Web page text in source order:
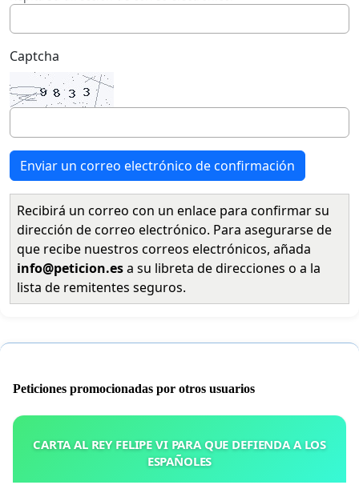
Captcha
Enviar un correo electrónico de confirmación
Recibirá un correo con un enlace para confirmar su
dirección de correo electrónico. Para asegurarse de
que recibe nuestros correos electrónicos, añada
info@peticion.esa su libreta de direcciones o a la
lista de remitentes seguros.
Peticiones promocionadas por otros usuarios
CARTA AL REY FELIPE VI PARA QUE DEFIENDA A LOS
ESPAÑOLES